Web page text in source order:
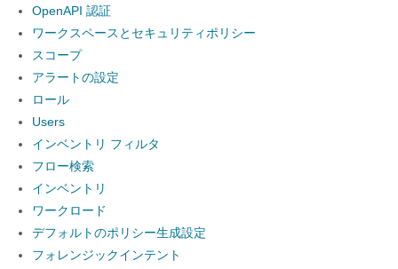
OpenAPI 認証
ワークスペースとセキュリティポリシー
スコープ
アラートの設定
ロール
Users
インベントリ フィルタ
フロー検索
インベントリ
ワークロード
デフォルトのポリシー生成設定
フォレンジックインテント